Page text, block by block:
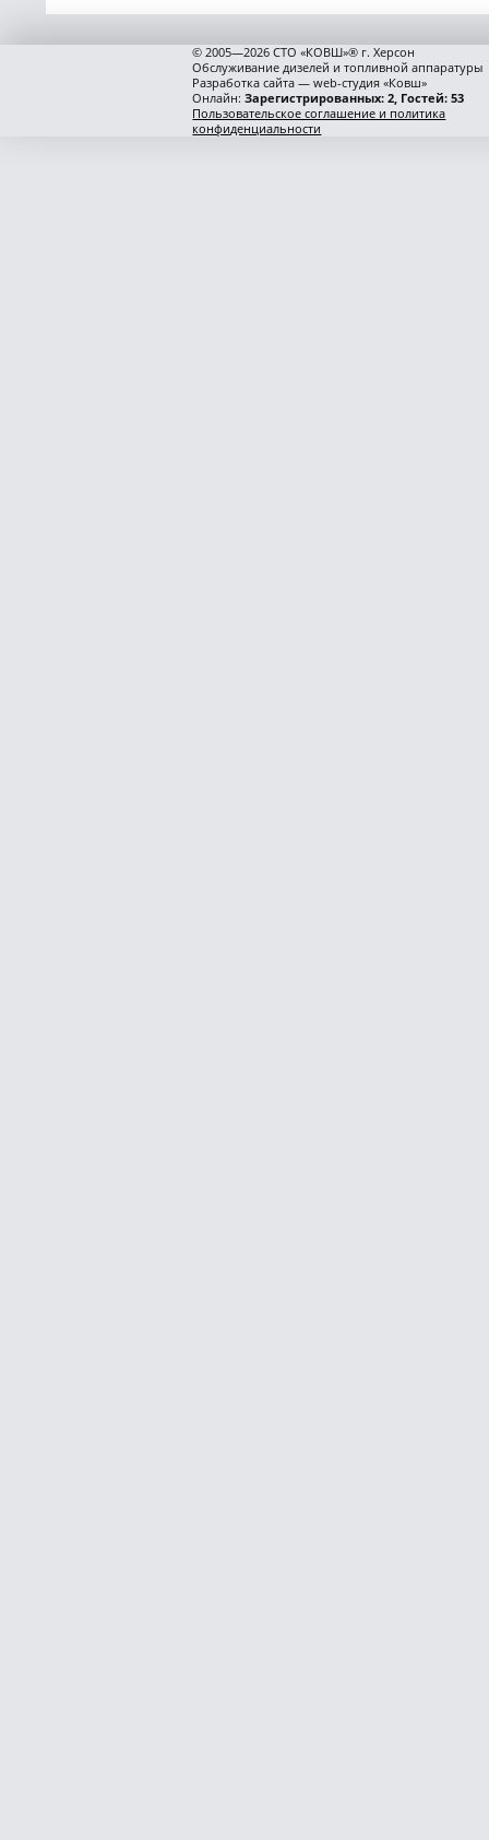
© 2005—2026 СТО «КОВШ»® г. Херсон
Обслуживание дизелей и топливной аппаратуры
Разработка сайта — web-студия «Ковш»
Онлайн:Зарегистрированных: 2, Гостей: 53
Пользовательское соглашение и политика
конфиденциальности